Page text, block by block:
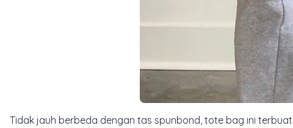
Tidak jauh berbeda dengan tas spunbond, tote bag ini